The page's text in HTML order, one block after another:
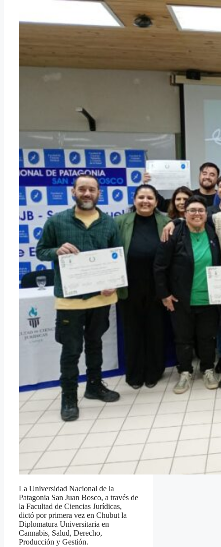
La Universidad Nacional de la
Patagonia San Juan Bosco, a través de
la Facultad de Ciencias Jurídicas,
dictó por primera vez en Chubut la
Diplomatura Universitaria en
Cannabis, Salud, Derecho,
Producción y Gestión.